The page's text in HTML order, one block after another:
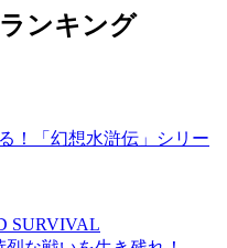
ンキング
！「幻想水滸伝」シリー
SURVIVAL